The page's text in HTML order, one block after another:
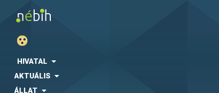
HIVATAL
AKTUÁLIS
ÁLLAT